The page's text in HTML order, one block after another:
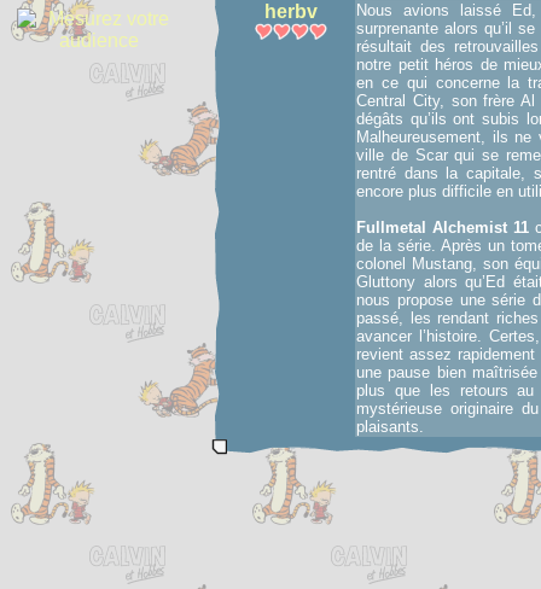
herbv
Nous avions laissé
surprenante alors qu’il
résultait des
notre petit héros de
en ce qui concerne la
Central City, son frère
dégâts qu’ils ont subis
Malheureusement, ils
ville de Scar qui se
rentré dans la capitale,
encore plus difficile en
Fullmetal Alchemist 11
de la série. Après un
colonel Mustang, son
Gluttony alors qu’Ed
nous propose une série
passé, les rendant
avancer l’histoire.
revient assez
une pause bien
plus que les retours
mystérieuse originaire
plaisants.